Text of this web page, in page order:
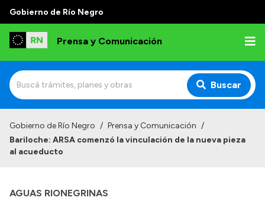
Gobierno de Río Negro
Prensa y Comunicación
Buscar
Institucional
Referentes de prensa
Gobierno de Río Negro / Prensa y Comunicación /
Bariloche: ARSA comenzó la vinculación de la nueva pieza
al acueducto
AGUAS RIONEGRINAS